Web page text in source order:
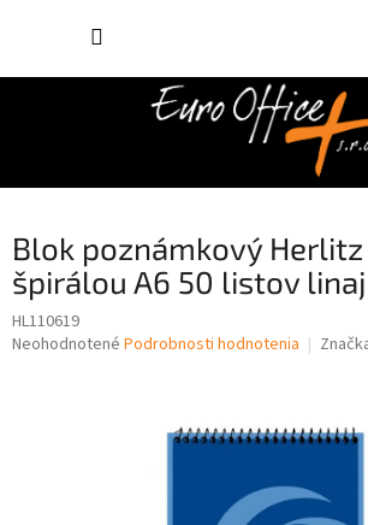
Blok poznámkový
špirálou A6 50 listov
HL110619
Priemerné
Neohodnotené Podrobnosti hodnotenia